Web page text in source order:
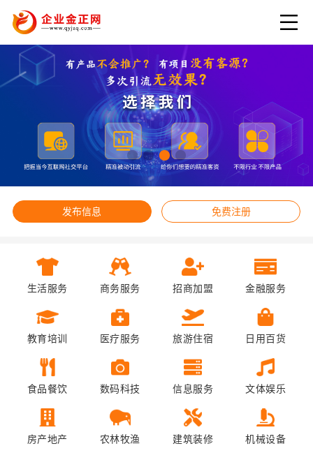
发布信息 免费注册
生活服务 商务服务 招商加盟 金融服务
教育培训 医疗服务 旅游住宿 日用百货
食品餐饮 数码科技 信息服务 文体娱乐
房产地产 农林牧渔 建筑装修 机械设备